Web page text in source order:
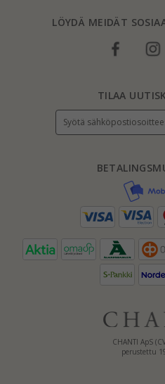
LÖYDÄ MEIDÄT
CHANTI ApS
perustettu
TILAA